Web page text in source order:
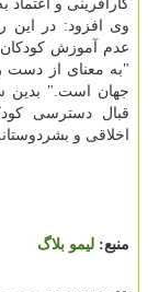
كارآفرینی و
وی افزود: در این
عدم آموزش كودكان
"به معنای از دست
جهان است." بدین
قبال دسترسی
اخلاقی و
منبع: لیمو بلاگ